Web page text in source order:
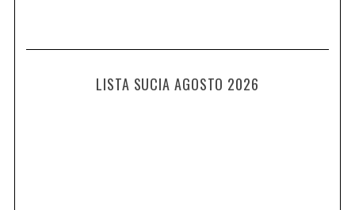
LISTA SUCIA AGOSTO 2026